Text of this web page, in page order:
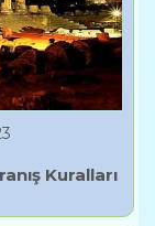
Kuralları